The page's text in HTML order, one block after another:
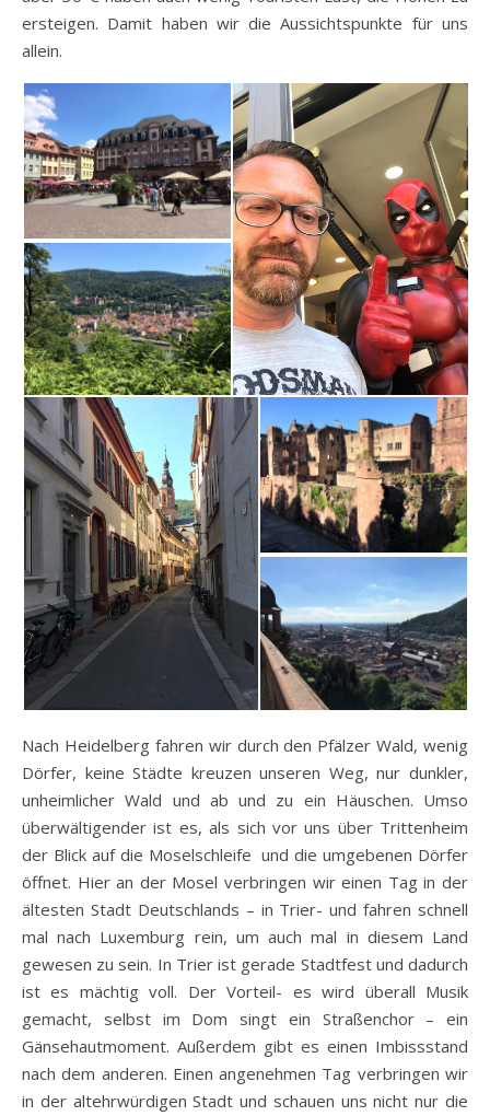
ersteigen. Damit haben wir die Aussichtspunkte für uns
allein.
Nach Heidelberg fahren wir durch den Pfälzer Wald, wenig
Dörfer, keine Städte kreuzen unseren Weg, nur dunkler,
unheimlicher Wald und ab und zu ein Häuschen. Umso
überwältigender ist es, als sich vor uns über Trittenheim
der Blick auf die Moselschleife und die umgebenen Dörfer
öffnet. Hier an der Mosel verbringen wir einen Tag in der
ältesten Stadt Deutschlands – in Trier- und fahren schnell
mal nach Luxemburg rein, um auch mal in diesem Land
gewesen zu sein. In Trier ist gerade Stadtfest und dadurch
ist es mächtig voll. Der Vorteil- es wird überall Musik
gemacht, selbst im Dom singt ein Straßenchor – ein
Gänsehautmoment. Außerdem gibt es einen Imbissstand
nach dem anderen. Einen angenehmen Tag verbringen wir
in der altehrwürdigen Stadt und schauen uns nicht nur die